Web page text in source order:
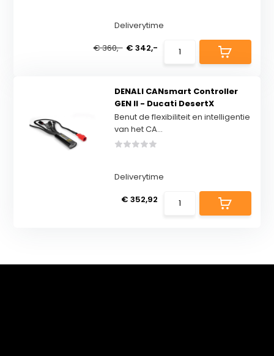
Deliverytime
€ 360,- € 342,-
DENALI CANsmart Controller
GEN II - Ducati DesertX
Benut de flexibiliteit en intelligentie
van het CA...
Deliverytime
€ 352,92